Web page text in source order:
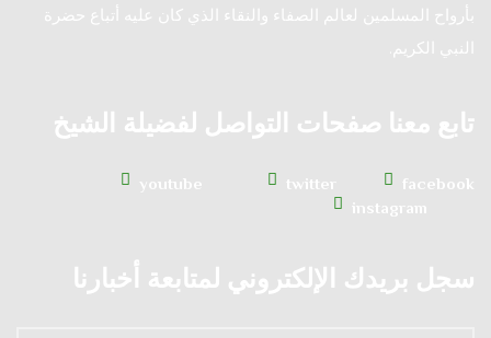
بأرواح المسلمين لعالم الصفاء والنقاء الذي كان عليه أتباع حضرة
النبي الكريم.
تابع معنا صفحات التواصل لفضيلة الشيخ
facebook
twitter
youtube
instagram
سجل بريدك الإلكتروني لمتابعة أخبارنا